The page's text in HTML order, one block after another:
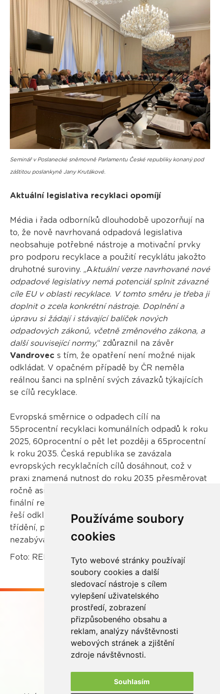
Používáme soubory
cookies
Tyto webové stránky používají
soubory cookies a další
sledovací nástroje s cílem
vylepšení uživatelského
prostředí, zobrazení
přizpůsobeného obsahu a
reklam, analýzy návštěvnosti
webových stránek a zjištění
zdroje návštěvnosti.
Souhlasím
Seminář v Poslanecké sněmovně Parlamentu České republiky konaný pod
záštitou poslankyně Jany Krutákové.
Aktuální legislativa recyklaci opomíjí
Média i řada odborníků dlouhodobě upozorňují na
to, že nově navrhovaná odpadová legislativa
neobsahuje potřebné nástroje a motivační prvky
pro podporu recyklace a použití recyklátu jakožto
druhotné suroviny. „Aktuální verze navrhované nové
odpadové legislativy nemá potenciál splnit závazné
cíle EU v oblasti recyklace. V tomto směru je třeba ji
doplnit o zcela konkrétní nástroje. Doplnění a
úpravu si žádají i stávající balíček nových
odpadových zákonů, včetně změnového zákona, a
další související normy,“ zdůraznil na závěr
Vandrovec s tím, že opatření není možné nijak
odkládat. V opačném případě by ČR neměla
reálnou šanci na splnění svých závazků týkajících
se cílů recyklace.
Evropská směrnice o odpadech cílí na
55procentní recyklaci komunálních odpadů k roku
2025, 60procentní o pět let později a 65procentní
k roku 2035. Česká republika se zavázala
evropských recyklačních cílů dosáhnout, což v
praxi znamená nutnost do roku 2035 přesměrovat
ročně asi 1,4 milionu tun komunálních odpadů do
finální recyklace. Balík navrhované legislativy sice
řeší odklon odpadů ze skládek i jejich částečně
třídění, právě recyklací se ale prakticky vůbec
nezabývá.
Foto: REMA Systém
Buďme ve spojení